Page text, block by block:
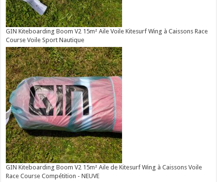
GIN Kiteboarding Boom V2 15m² Aile Voile Kitesurf Wing à Caissons Race
Course Voile Sport Nautique
GIN Kiteboarding Boom V2 15m² Aile de Kitesurf Wing à Caissons Voile
Race Course Compétition - NEUVE